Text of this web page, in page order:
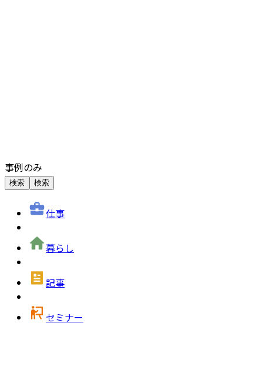
事例のみ
検索 検索
仕事
暮らし
記事
セミナー